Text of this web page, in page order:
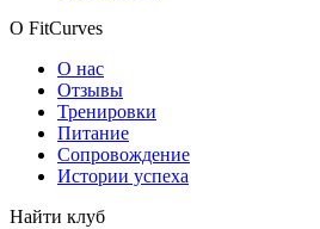
О FitCurves
О нас
Отзывы
Тренировки
Питание
Сопровождение
Истории успеха
Найти клуб